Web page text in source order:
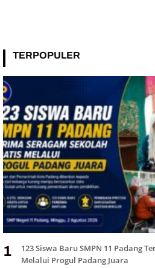
TERPOPULER
1
123 Siswa Baru SMPN 11 Padang
Melalui Progul Padang Juara